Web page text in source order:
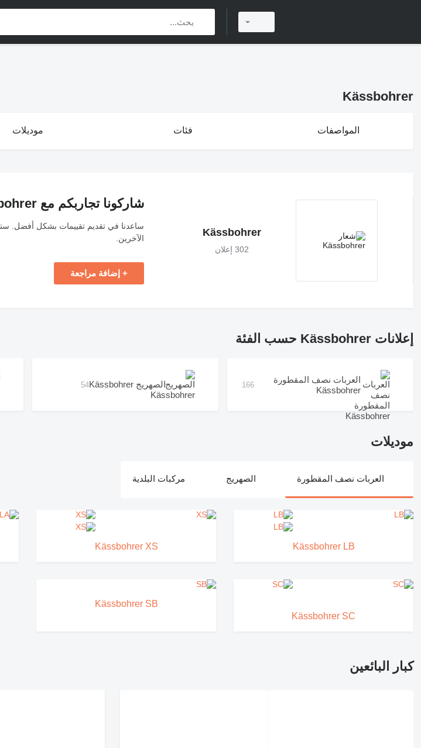
Kässbohrer
المواصفات فئات موديلات
Kässbohrer
302 إعلان
شاركونا تجاربكم مع Kässbohrer
ساعدنا في تقديم تقييمات بشكل أفضل.
الآخرين.
+ إضافة مراجعة
إعلانات Kässbohrer حسب الفئة
العربات نصف المقطورة
Kässbohrer
166 الصهريج Kässbohrer 54
موديلات
العربات نصف المقطورة الصهريج مركبات البلدية
Kässbohrer LB
Kässbohrer XS
Kässbohrer SC
Kässbohrer SB
كبار البائعين